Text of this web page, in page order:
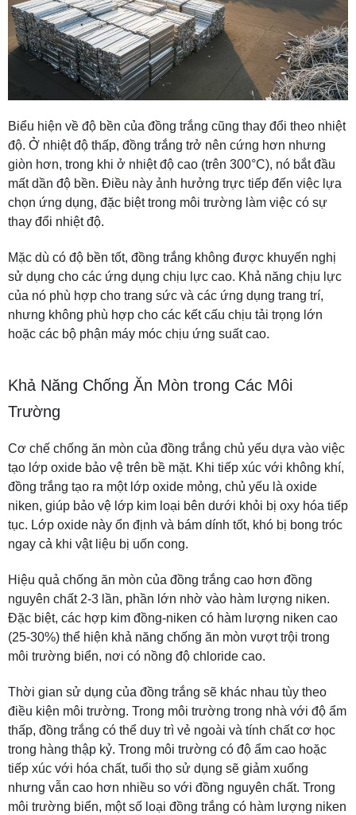
Biểu hiện về độ bền của đồng trắng cũng thay đổi theo nhiệt
độ. Ở nhiệt độ thấp, đồng trắng trở nên cứng hơn nhưng
giòn hơn, trong khi ở nhiệt độ cao (trên 300°C), nó bắt đầu
mất dần độ bền. Điều này ảnh hưởng trực tiếp đến việc lựa
chọn ứng dụng, đặc biệt trong môi trường làm việc có sự
thay đổi nhiệt độ.
Mặc dù có độ bền tốt, đồng trắng không được khuyến nghị
sử dụng cho các ứng dụng chịu lực cao. Khả năng chịu lực
của nó phù hợp cho trang sức và các ứng dụng trang trí,
nhưng không phù hợp cho các kết cấu chịu tải trọng lớn
hoặc các bộ phận máy móc chịu ứng suất cao.
Khả Năng Chống Ăn Mòn trong Các Môi
Trường
Cơ chế chống ăn mòn của đồng trắng chủ yếu dựa vào việc
tạo lớp oxide bảo vệ trên bề mặt. Khi tiếp xúc với không khí,
đồng trắng tạo ra một lớp oxide mỏng, chủ yếu là oxide
niken, giúp bảo vệ lớp kim loại bên dưới khỏi bị oxy hóa tiếp
tục. Lớp oxide này ổn định và bám dính tốt, khó bị bong tróc
ngay cả khi vật liệu bị uốn cong.
Hiệu quả chống ăn mòn của đồng trắng cao hơn đồng
nguyên chất 2-3 lần, phần lớn nhờ vào hàm lượng niken.
Đặc biệt, các hợp kim đồng-niken có hàm lượng niken cao
(25-30%) thể hiện khả năng chống ăn mòn vượt trội trong
môi trường biển, nơi có nồng độ chloride cao.
Thời gian sử dụng của đồng trắng sẽ khác nhau tùy theo
điều kiện môi trường. Trong môi trường trong nhà với độ ẩm
thấp, đồng trắng có thể duy trì vẻ ngoài và tính chất cơ học
trong hàng thập kỷ. Trong môi trường có độ ẩm cao hoặc
tiếp xúc với hóa chất, tuổi thọ sử dụng sẽ giảm xuống
nhưng vẫn cao hơn nhiều so với đồng nguyên chất. Trong
môi trường biển, một số loại đồng trắng có hàm lượng niken